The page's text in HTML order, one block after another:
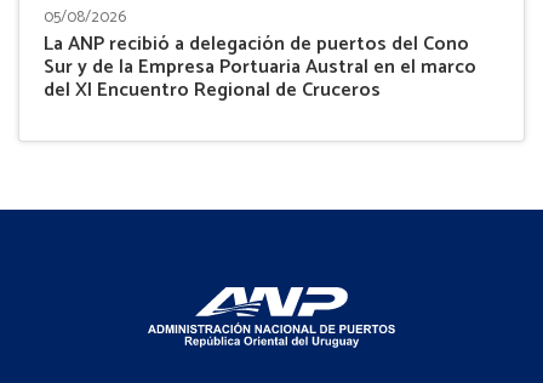
05/08/2026
La ANP recibió a delegación de puertos del Cono
Sur y de la Empresa Portuaria Austral en el marco
del XI Encuentro Regional de Cruceros